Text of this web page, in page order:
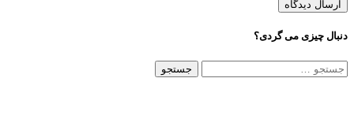
دنبال چیزی می گردی؟
جستجو